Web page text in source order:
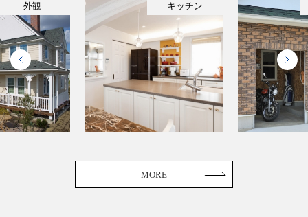
外観 キッチン
MORE